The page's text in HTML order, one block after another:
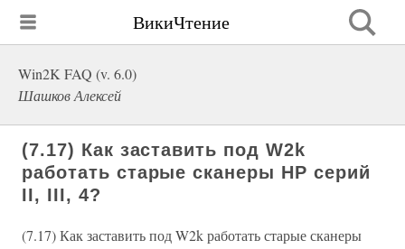
ВикиЧтение
Win2K FAQ (v. 6.0)
Шашков Алексей
(7.17) Как заставить под W2k
работать старые сканеры HP серий
II, III, 4?
(7.17) Как заставить под W2k работать старые сканеры